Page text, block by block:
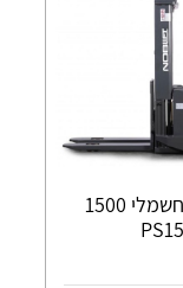
מלגזון חשמלי 1500